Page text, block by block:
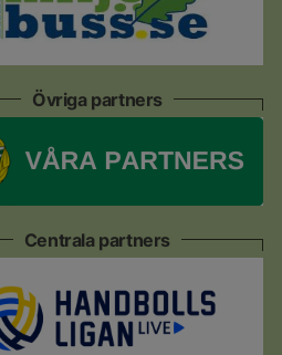
Övriga partners
Centrala partners